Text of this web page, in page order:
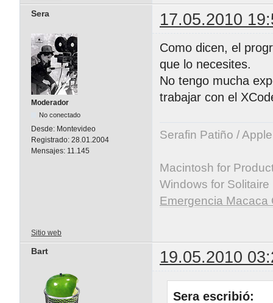
Sera 17.05.2010
Moderador
No conectado
Desde: Montevideo
Registrado: 28.01.2004
Mensajes: 11.145
Como dicen, el
que lo necesites.
No tengo mucha
trabajar con el
Serafin Patiño /
Macintosh for
Windows for Solitaire
Emergencia Macaca
Sitio web
Bart 19.05.2010
Sera escribió: